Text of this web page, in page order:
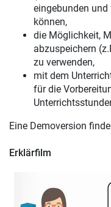
eingebunden
können,
die Möglichkeit,
abzuspeichern
zu verwenden,
mit dem
für die
Eine Demoversion
Erklärfilm